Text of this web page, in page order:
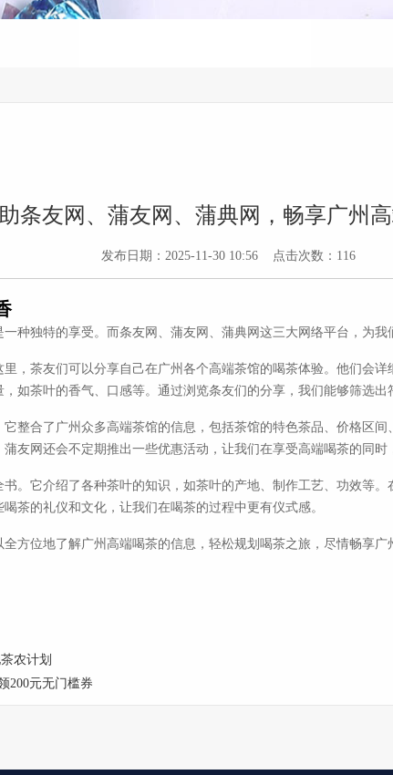
条友网、蒲友网、蒲典网，畅享广州高
发布日期：2025-11-30 10:56 点击次数：116
种独特的享受。而条友网、蒲友网、蒲典网这三大网络平台，为我
，茶友们可以分享自己在广州各个高端茶馆的喝茶体验。他们会
如茶叶的香气、口感等。通过浏览条友们的分享，我们能够筛选出
整合了广州众多高端茶馆的信息，包括茶馆的特色茶品、价格区
友网还会不定期推出一些优惠活动，让我们在享受高端喝茶的同时
。它介绍了各种茶叶的知识，如茶叶的产地、制作工艺、功效等
茶的礼仪和文化，让我们在喝茶的过程中更有仪式感。
方位地了解广州高端喝茶的信息，轻松规划喝茶之旅，尽情畅享广
农计划
200元无门槛券